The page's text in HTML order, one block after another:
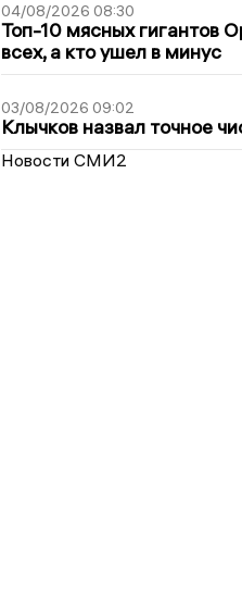
04/08/2026 08:30
Топ-10 мясных гигантов
всех, а кто ушел в минус
03/08/2026 09:02
Клычков назвал точное
Новости СМИ2